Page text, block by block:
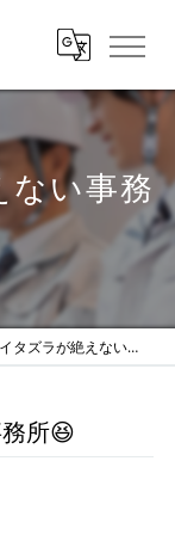
ない事務
ズラが絶えない事務所😆
所😆